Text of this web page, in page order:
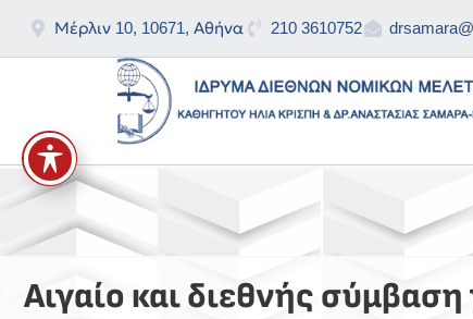
Μέρλιν 10, 10671, Αθήνα 210 3610752
Αιγαίο και διεθνής